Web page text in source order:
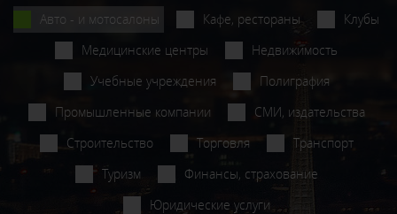
Авто - и мотосалоны Кафе, рестораны
Клубы
Медицинские центры
Недвижимость
Учебные учреждения
Полиграфия
Промышленные компании
СМИ, издательства
Строительство
Торговля
Транспорт
Туризм
Финансы, страхование
Юридические услуги